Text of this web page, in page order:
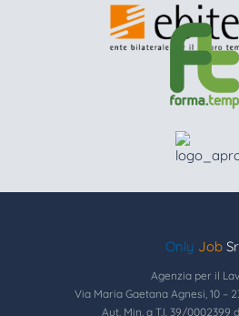
Only Job
Agenzia per il
Via Maria Gaetana Agnesi, 10 –
Aut. Min. a T.I. 39/0002399